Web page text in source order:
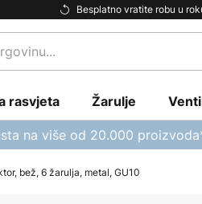
Besplatno vratite robu u
rasvjeta Žarulje
na više od 20.000
bež, 6 žarulja, metal, GU10